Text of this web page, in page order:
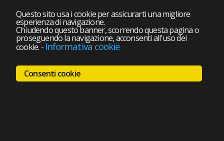
Questo sito usa i cookie per assicurarti una migliore
esperienza di navigazione.
Chiudendo questo banner, scorrendo questa pagina o
proseguendo la navigazione, acconsenti all'uso dei
cookie. - Informativa cookie
Consenti cookie